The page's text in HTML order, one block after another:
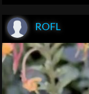
ROFL